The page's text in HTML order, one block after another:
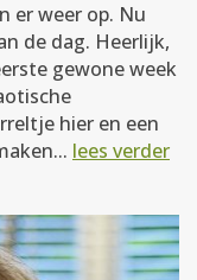
er weer op. Nu
de dag. Heerlijk,
gewone week
hier en een
lees verder